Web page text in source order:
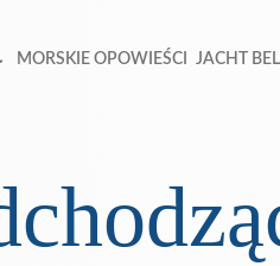
MORSKIE OPOWIEŚCI JACHT